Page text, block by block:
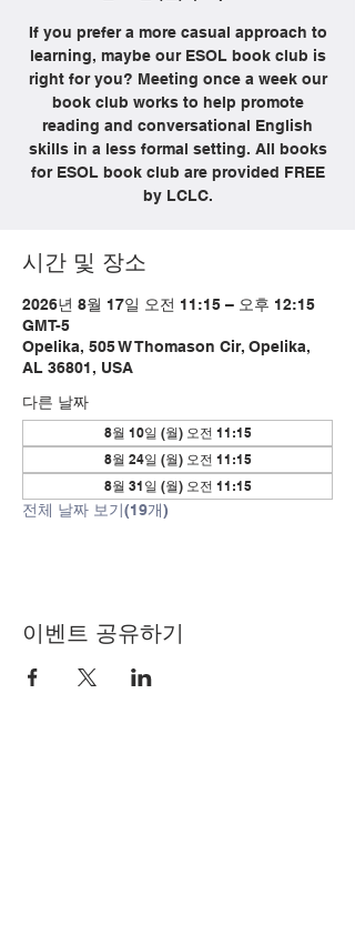
If you prefer a more casual approach to
learning, maybe our ESOL book club is
right for you? Meeting once a week our
book club works to help promote
reading and conversational English
skills in a less formal setting. All books
for ESOL book club are provided FREE
by LCLC.
시간 및 장소
2026년 8월 17일 오전 11:15 – 오후 12:15
GMT-5
Opelika, 505 W Thomason Cir, Opelika,
AL 36801, USA
다른 날짜
8월 10일 (월) 오전 11:15
8월 24일 (월) 오전 11:15
8월 31일 (월) 오전 11:15
전체 날짜 보기(19개)
이벤트 공유하기